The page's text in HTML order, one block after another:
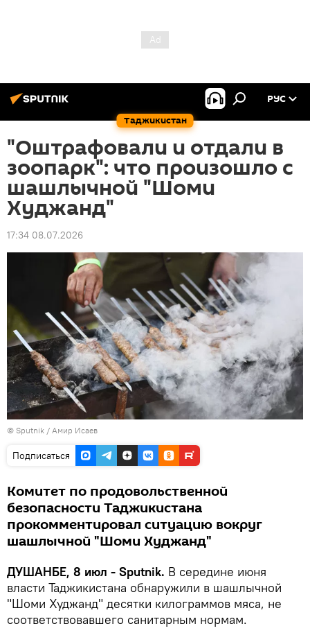
Таджикистан
РУС
"Оштрафовали и отдали в
зоопарк": что произошло с
шашлычной "Шоми
Худжанд"
17:34 08.07.2026
© Sputnik / Амир Исаев
Подписаться
Комитет по продовольственной
безопасности Таджикистана
прокомментировал ситуацию вокруг
шашлычной "Шоми Худжанд"
ДУШАНБЕ, 8 июл - Sputnik. В середине июня
власти Таджикистана обнаружили в шашлычной
"Шоми Худжанд" десятки килограммов мяса, не
соответствовавшего санитарным нормам.